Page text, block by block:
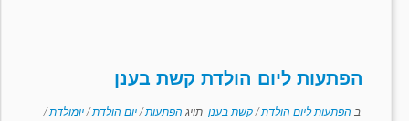
הפתעות ליום הולדת קשת בענן
ב הפתעות ליום הולדת/קשת בענן תויג הפתעות/יום הולדת/יומולדת/